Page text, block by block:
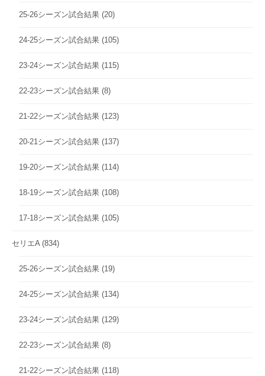
25-26シーズン試合結果 (20)
24-25シーズン試合結果 (105)
23-24シーズン試合結果 (115)
22-23シーズン試合結果 (8)
21-22シーズン試合結果 (123)
20-21シーズン試合結果 (137)
19-20シーズン試合結果 (114)
18-19シーズン試合結果 (108)
17-18シーズン試合結果 (105)
セリエA(834)
25-26シーズン試合結果 (19)
24-25シーズン試合結果 (134)
23-24シーズン試合結果 (129)
22-23シーズン試合結果 (8)
21-22シーズン試合結果 (118)